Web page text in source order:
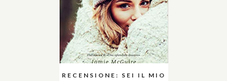
RECENSIONE: SEI IL MIO